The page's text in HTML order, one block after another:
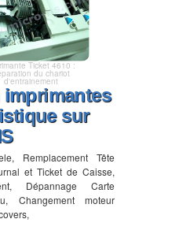
Ticket 4610 :
du chariot
d'entrainement
imprimantes
sur
Remplacement Tête
et Ticket de Caisse,
Dépannage Carte
Changement moteur